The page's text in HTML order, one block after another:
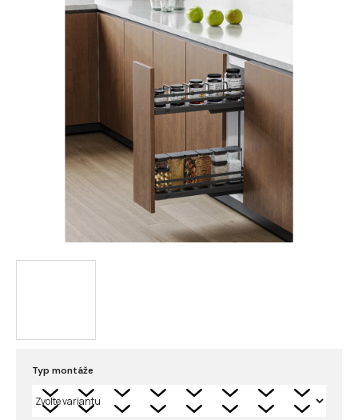
Typ montáže